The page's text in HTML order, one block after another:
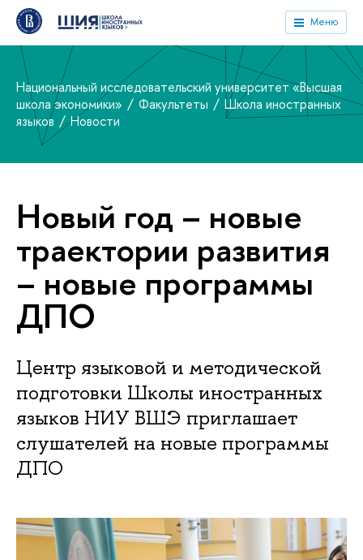
Меню
Национальный исследовательский университет «Высшая
школа экономики»
Факультеты
Школа иностранных
языков
Новости
Новый год – новые
траектории развития
– новые программы
ДПО
Центр языковой и методической
подготовки Школы иностранных
языков НИУ ВШЭ приглашает
слушателей на новые программы
ДПО